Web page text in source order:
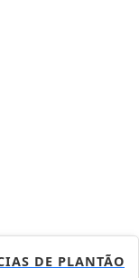
DE PLANTÃO